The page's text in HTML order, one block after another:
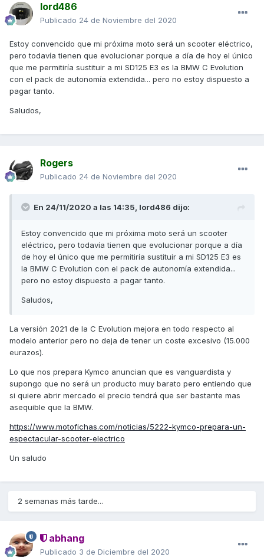
lord486
Publicado 24 de Noviembre del 2020
Estoy convencido que mi próxima moto será un scooter eléctrico,
pero todavía tienen que evolucionar porque a día de hoy el único
que me permitiría sustituir a mi SD125 E3 es la BMW C Evolution
con el pack de autonomía extendida... pero no estoy dispuesto a
pagar tanto.
Saludos,
Rogers
Publicado 24 de Noviembre del 2020
En 24/11/2020 a las 14:35, lord486 dijo:
Estoy convencido que mi próxima moto será un scooter
eléctrico, pero todavía tienen que evolucionar porque a día
de hoy el único que me permitiría sustituir a mi SD125 E3 es
la BMW C Evolution con el pack de autonomía extendida...
pero no estoy dispuesto a pagar tanto.
Saludos,
La versión 2021 de la C Evolution mejora en todo respecto al
modelo anterior pero no deja de tener un coste excesivo (15.000
eurazos).
Lo que nos prepara Kymco anuncian que es vanguardista y
supongo que no será un producto muy barato pero entiendo que
si quiere abrir mercado el precio tendrá que ser bastante mas
asequible que la BMW.
https://www.motofichas.com/noticias/5222-kymco-prepara-un-
espectacular-scooter-electrico
Un saludo
2 semanas más tarde...
abhang
Publicado 3 de Diciembre del 2020